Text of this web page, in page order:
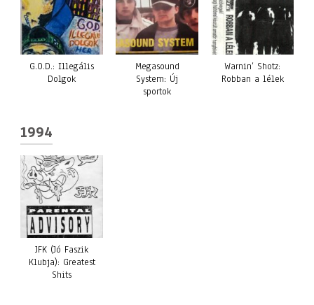
G.O.D.: Illegális
Dolgok
Megasound
System: Új
sportok
Warnin’ Shotz:
Robban a lélek
1994
JFK (Jó Faszik
Klubja): Greatest
Shits